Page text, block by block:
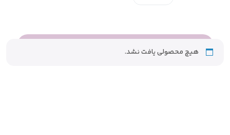
هیچ محصولی یافت نشد.